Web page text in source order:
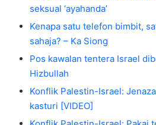
seksual ‘ayahanda’
Kenapa satu telefon bimbit,
sahaja? – Ka Siong
Pos kawalan tentera Israel
Hizbullah
Konflik Palestin-Israel:
kasturi [VIDEO]